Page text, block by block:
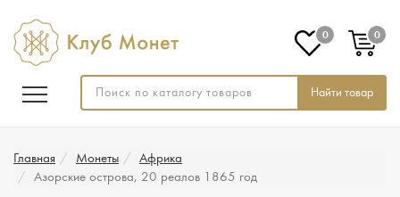
Найти товар
0 0
Главная Монеты
Африка
Азорские острова, 20 реалов 1865 год